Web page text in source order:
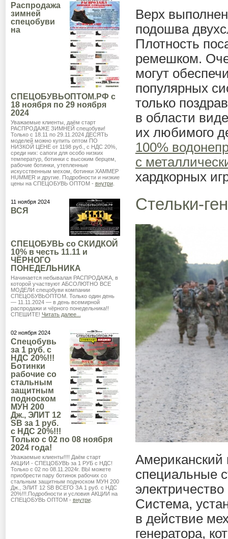
Распродажа
зимней
спецобуви
на
СПЕЦОБУВЬОПТОМ.РФ с
18 ноября по 29 ноября
2024
Уважаемые клиенты, даём старт
РАСПРОДАЖЕ ЗИМНЕЙ спецобуви!
Только с 18.11 по 29.11.2024 ДЕСЯТЬ
моделей можно купить оптом ПО
НИЗКОЙ ЦЕНЕ от 1198 руб., с НДС 20%,
среди них: сапоги для особо низких
температур, ботинки с высоким берцем,
рабочие ботинки, утепленные
искусственным мехом, ботинки ХАММЕР
HUMMER и другие. Подробности и низкие
цены на СПЕЦОБУВЬ ОПТОМ - внутри.
11 ноября 2024
ВСЯ
СПЕЦОБУВЬ со СКИДКОЙ
10% в честь 11.11 и
ЧЁРНОГО
ПОНЕДЕЛЬНИКА
Начинается небывалая РАСПРОДАЖА, в
которой участвуют АБСОЛЮТНО ВСЕ
МОДЕЛИ спецобуви компании
СПЕЦОБУВЬОПТОМ. Только один день
— 11.11.2024 — в день всемирной
распродажи и чёрного понедельника!!
СПЕШИТЕ! Читать далее...
02 ноября 2024
Спецобувь
за 1 руб. с
НДС 20%!!!
Ботинки
рабочие со
стальным
защитным
подноском
МУН 200
Дж., ЭЛИТ 12
SB за 1 руб.
с НДС 20%!!!
Только с 02 по 08 ноября
2024 года!
Уважаемые клиенты!!!! Даём старт
АКЦИИ - СПЕЦОБУВЬ за 1 РУБ с НДС!
Только с 02 по 08.11.2024г. ВЫ можете
приобрести пару ботинок рабочих со
стальным защитным подноском МУН 200
Дж., ЭЛИТ 12 SB ВСЕГО ЗА 1 руб. с НДС
20%!!!.Подробности и условия АКЦИИ на
СПЕЦОБУВЬ ОПТОМ - внутри.
Верх
подошва
Плотность
ремешком.
могут
популярных
только
в области
их любимого
100%
с
хардкорных
Стельки-
Американский
специальные
Система,
в действие
генератора,